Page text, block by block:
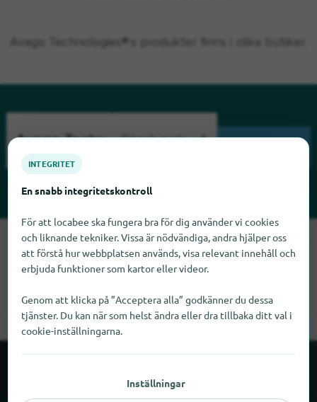
Avago Technologies®:s produkter finns i olika butiker.
Tyvärr kan vi inte hitta Avago Technologies just nu. Om du vet
var Avago Technologies finns skulle vi bli glada om du
meddelade oss det.
INTEGRITET
En snabb integritetskontroll
För att locabee ska fungera bra för dig använder vi cookies
och liknande tekniker. Vissa är nödvändiga, andra hjälper oss
att förstå hur webbplatsen används, visa relevant innehåll och
erbjuda funktioner som kartor eller videor.
Genom att klicka på ”Acceptera alla” godkänner du dessa
tjänster. Du kan när som helst ändra eller dra tillbaka ditt val i
cookie-inställningarna.
Inställningar